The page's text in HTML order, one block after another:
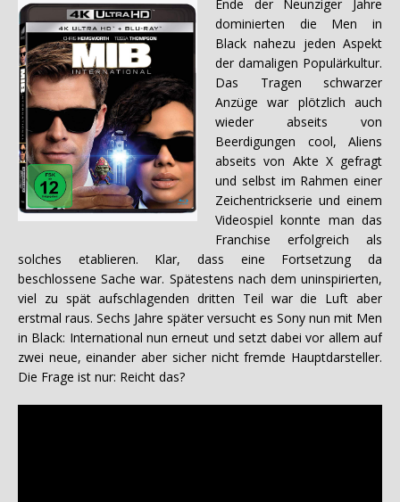
Ende der Neunziger Jahre
dominierten die Men in
Black nahezu jeden Aspekt
der damaligen Populärkultur.
Das Tragen schwarzer
Anzüge war plötzlich auch
wieder abseits von
Beerdigungen cool, Aliens
abseits von Akte X gefragt
und selbst im Rahmen einer
Zeichentrickserie und einem
Videospiel konnte man das
Franchise erfolgreich als
solches etablieren. Klar, dass eine Fortsetzung da
beschlossene Sache war. Spätestens nach dem uninspirierten,
viel zu spät aufschlagenden dritten Teil war die Luft aber
erstmal raus. Sechs Jahre später versucht es Sony nun mit Men
in Black: International nun erneut und setzt dabei vor allem auf
zwei neue, einander aber sicher nicht fremde Hauptdarsteller.
Die Frage ist nur: Reicht das?